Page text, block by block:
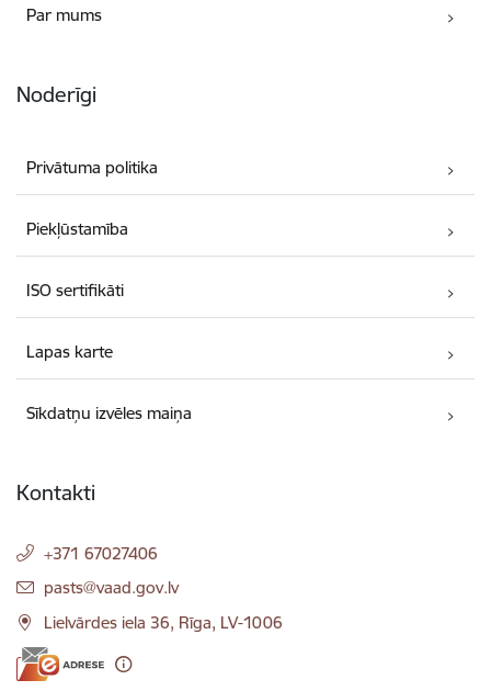
Par mums
Noderīgi
Privātuma politika
Piekļūstamība
ISO sertifikāti
Lapas karte
Sīkdatņu izvēles maiņa
Kontakti
+371 67027406
E-pasts:
pasts@vaad.gov.lv
Lielvārdes iela 36, Rīga, LV-1006